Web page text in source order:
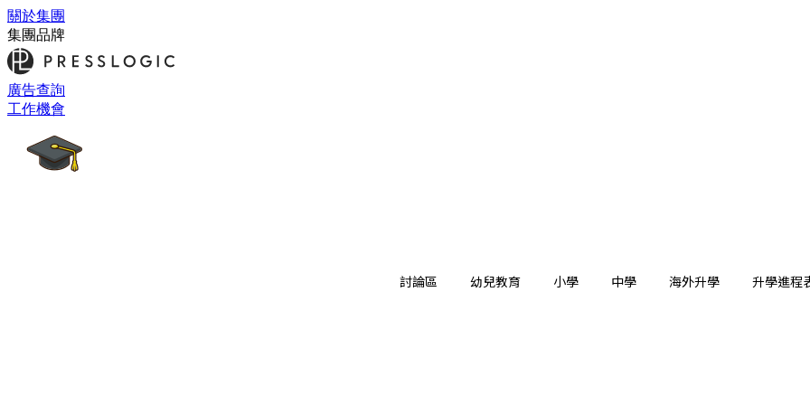
關於集團
集團品牌
廣告查詢
工作機會
討論區 幼兒教育 小學 中學 海外升學 升學進程